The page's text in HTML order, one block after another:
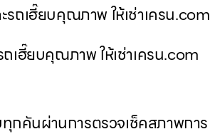
รถเฮี๊ยบคุณภาพ ให้เช่าเครน.com
ถเฮี๊ยบคุณภาพ ให้เช่าเครน.com
กคันผ่านการตรวจเช็คสภาพการ